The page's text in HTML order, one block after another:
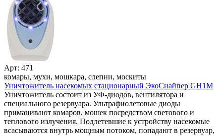
Арт: 471
комары, мухи, мошкара, слепни, москиты
Уничтожитель насекомых стационарный ЭкоСнайпер GH1M
Уничтожитель состоит из УФ-диодов, вентилятора и
специального резервуара. Ультрафиолетовые диоды
приманивают комаров, мошек посредством светового и
теплового излучения. Подлетевшие к устройству насекомые
всасываются внутрь мощным потоком, попадают в резервуар,